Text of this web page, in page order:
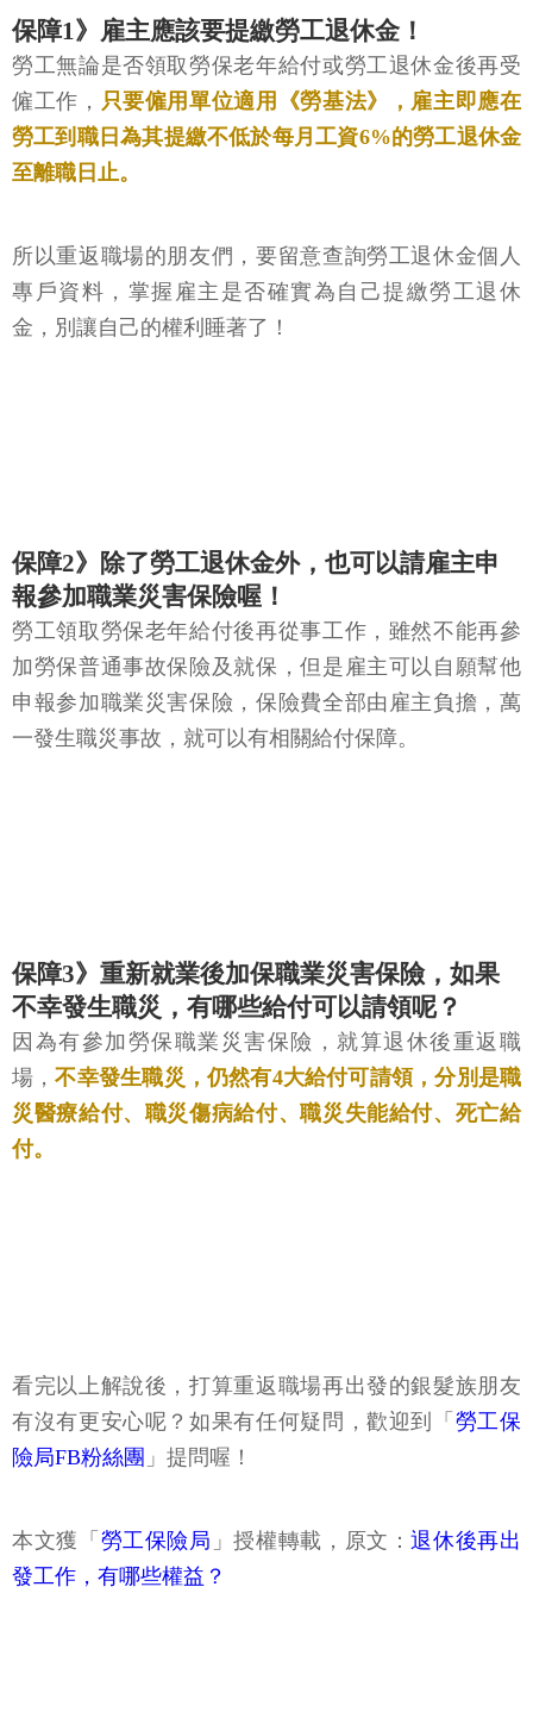
保障1》雇主應該要提繳勞工退休金！
勞工無論是否領取勞保老年給付或勞工退休金後再受
僱工作， 只要僱用單位適用《勞基法》，雇主即應在
勞工到職日為其提繳不低於每月工資6%的勞工退休金
至離職日止。
所以重返職場的朋友們，要留意查詢勞工退休金個人
專戶資料，掌握雇主是否確實為自己提繳勞工退休
金，別讓自己的權利睡著了！
保障2》除了勞工退休金外，也可以請雇主申
報參加職業災害保險喔！
勞工領取勞保老年給付後再從事工作，雖然不能再參
加勞保普通事故保險及就保，但是雇主可以自願幫他
申報参加職業災害保險，保險費全部由雇主負擔，萬
一發生職災事故，就可以有相關給付保障。
保障3》重新就業後加保職業災害保險，如果
不幸發生職災，有哪些給付可以請領呢？
因為有參加勞保職業災害保險，就算退休後重返職
場，不幸發生職災，仍然有4大給付可請領，分別是職
災醫療給付、職災傷病給付、職災失能給付、死亡給
付。
看完以上解說後，打算重返職場再出發的銀髮族朋友
有沒有更安心呢？如果有任何疑問，歡迎到「 勞工保
險局FB粉絲團 」提問喔！
本文獲「 勞工保險局 」授權轉載，原文：退休後再出
發工作，有哪些權益？